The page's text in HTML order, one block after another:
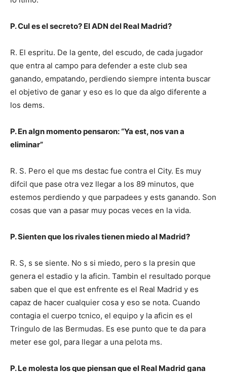
P. Cul es el secreto? El ADN del Real Madrid?
R. El espritu. De la gente, del escudo, de cada jugador
que entra al campo para defender a este club sea
ganando, empatando, perdiendo siempre intenta buscar
el objetivo de ganar y eso es lo que da algo diferente a
los dems.
P. En algn momento pensaron: “Ya est, nos van a
eliminar”
R. S. Pero el que ms destac fue contra el City. Es muy
difcil que pase otra vez llegar a los 89 minutos, que
estemos perdiendo y que parpadees y ests ganando. Son
cosas que van a pasar muy pocas veces en la vida.
P. Sienten que los rivales tienen miedo al Madrid?
R. S, s se siente. No s si miedo, pero s la presin que
genera el estadio y la aficin. Tambin el resultado porque
saben que el que est enfrente es el Real Madrid y es
capaz de hacer cualquier cosa y eso se nota. Cuando
contagia el cuerpo tcnico, el equipo y la aficin es el
Tringulo de las Bermudas. Es ese punto que te da para
meter ese gol, para llegar a una pelota ms.
P. Le molesta los que piensan que el Real Madrid gana